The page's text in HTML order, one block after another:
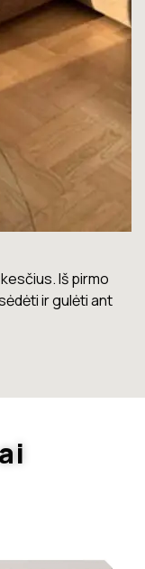
nusiskundimų.